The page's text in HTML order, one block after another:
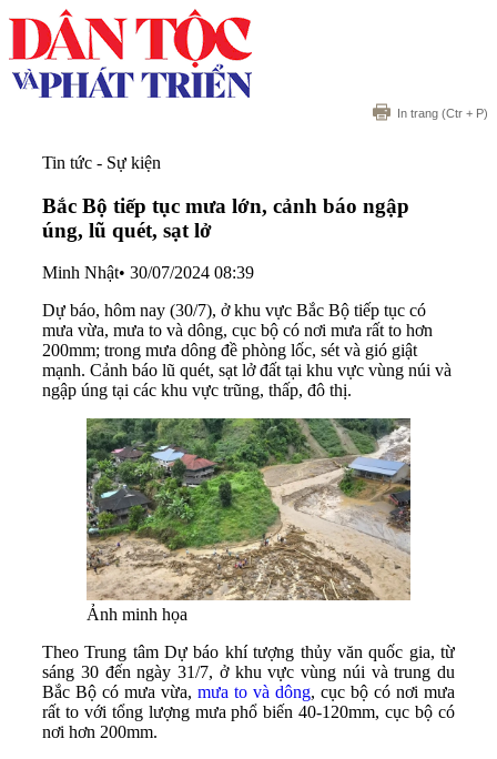
In trang (Ctr + P)
Tin tức - Sự kiện
Bắc Bộ tiếp tục mưa lớn, cảnh báo ngập
úng, lũ quét, sạt lở
Minh Nhật• 30/07/2024 08:39
Dự báo, hôm nay (30/7), ở khu vực Bắc Bộ tiếp tục có
mưa vừa, mưa to và dông, cục bộ có nơi mưa rất to hơn
200mm; trong mưa dông đề phòng lốc, sét và gió giật
mạnh. Cảnh báo lũ quét, sạt lở đất tại khu vực vùng núi và
ngập úng tại các khu vực trũng, thấp, đô thị.
Ảnh minh họa
Theo Trung tâm Dự báo khí tượng thủy văn quốc gia, từ
sáng 30 đến ngày 31/7, ở khu vực vùng núi và trung du
Bắc Bộ có mưa vừa, mưa to và dông, cục bộ có nơi mưa
rất to với tổng lượng mưa phổ biến 40-120mm, cục bộ có
nơi hơn 200mm.